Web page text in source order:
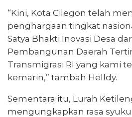
“Kini, Kota Cilegon telah
penghargaan tingkat
Satya Bhakti Inovasi Desa
Pembangunan Daerah
Transmigrasi RI yang kami
kemarin,” tambah Helldy.
Sementara itu, Lurah
mengungkapkan rasa